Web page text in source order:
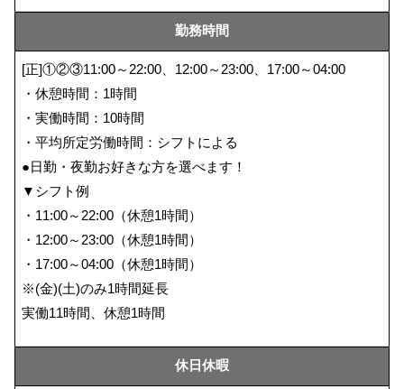
勤務時間
[正]①②③11:00～22:00、12:00～23:00、17:00～04:00
・休憩時間：1時間
・実働時間：10時間
・平均所定労働時間：シフトによる
●日勤・夜勤お好きな方を選べます！
▼シフト例
・11:00～22:00（休憩1時間）
・12:00～23:00（休憩1時間）
・17:00～04:00（休憩1時間）
※(金)(土)のみ1時間延長
実働11時間、休憩1時間
休日休暇